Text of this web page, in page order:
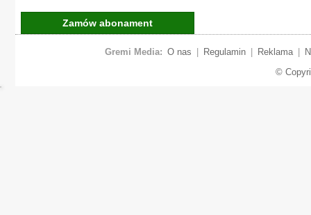
Zamów abonament
Gremi Media: O nas Regulamin Reklama
©